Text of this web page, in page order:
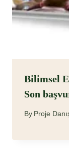
Bilimsel
Son
By Proje